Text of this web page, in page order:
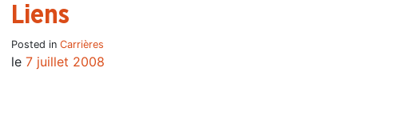
Liens
Posted in Carrières
le 7 juillet 2008